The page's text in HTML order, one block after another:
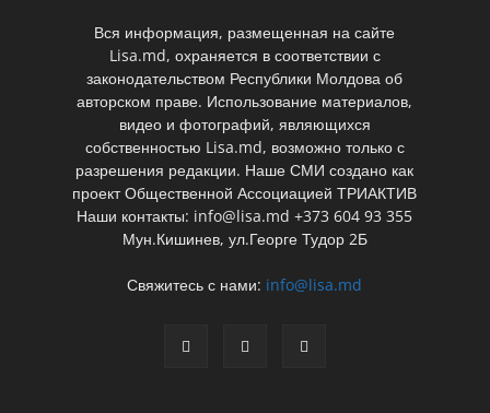
Вся информация, размещенная на сайте
Lisa.md, охраняется в соответствии с
законодательством Республики Молдова об
авторском праве. Использование материалов,
видео и фотографий, являющихся
собственностью Lisa.md, возможно только с
разрешения редакции. Наше СМИ создано как
проект Общественной Ассоциацией ТРИАКТИВ
Наши контакты: info@lisa.md +373 604 93 355
Мун.Кишинев, ул.Георге Тудор 2Б
Свяжитесь с нами: info@lisa.md